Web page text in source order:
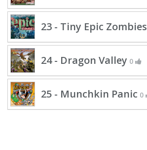
23 - Tiny Epic Zombies
24 - Dragon Valley 0
25 - Munchkin Panic 0